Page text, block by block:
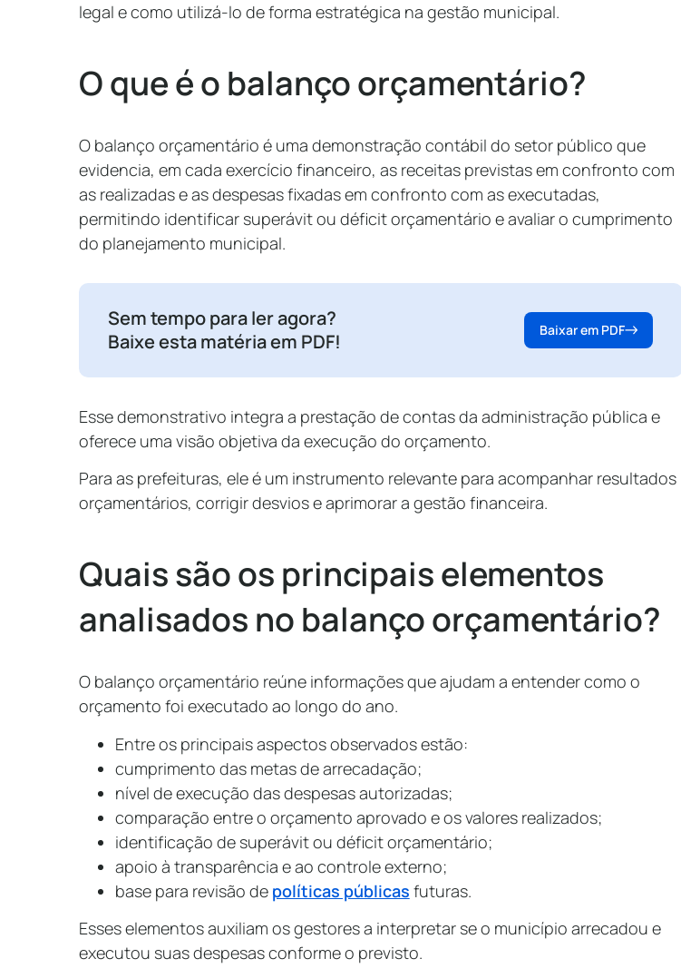
legal e como utilizá-lo de forma estratégica na gestão municipal.
O que é o balanço orçamentário?
O balanço orçamentário é uma demonstração contábil do setor público que
evidencia, em cada exercício financeiro, as receitas previstas em confronto com
as realizadas e as despesas fixadas em confronto com as executadas,
permitindo identificar superávit ou déficit orçamentário e avaliar o cumprimento
do planejamento municipal.
Sem tempo para ler agora?
Baixe esta matéria em PDF!
Baixar em PDF
Esse demonstrativo integra a prestação de contas da administração pública e
oferece uma visão objetiva da execução do orçamento.
Para as prefeituras, ele é um instrumento relevante para acompanhar resultados
orçamentários, corrigir desvios e aprimorar a gestão financeira.
Quais são os principais elementos
analisados no balanço orçamentário?
O balanço orçamentário reúne informações que ajudam a entender como o
orçamento foi executado ao longo do ano.
Entre os principais aspectos observados estão:
cumprimento das metas de arrecadação;
nível de execução das despesas autorizadas;
comparação entre o orçamento aprovado e os valores realizados;
identificação de superávit ou déficit orçamentário;
apoio à transparência e ao controle externo;
base para revisão de políticas públicas futuras.
Esses elementos auxiliam os gestores a interpretar se o município arrecadou e
executou suas despesas conforme o previsto.